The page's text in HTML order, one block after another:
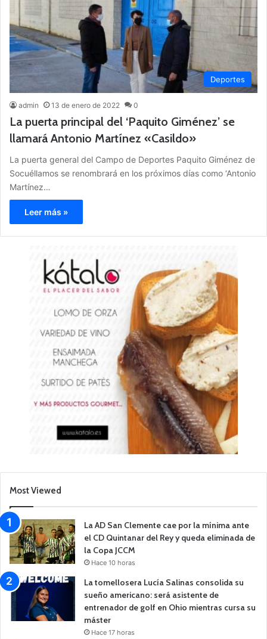
Deportes
admin 13 de enero de 2022 0
La puerta principal del ‘Paquito Giménez’ se
llamará Antonio Martínez «Casildo»
La puerta general del Campo de Deportes Paquito Giménez de
Socuéllamos se renombrará en los próximos días como ‘Antonio
Martínez…
Leer más »
Most Viewed
La AD San Clemente cae por la mínima ante
el CD Quintanar del Rey y queda eliminada de
la Copa JCCM
Hace 10 horas
La tomellosera Lucía Salinas consolida su
sueño americano: será asistente de
entrenador de golf en Ohio mientras cursa su
máster
Hace 17 horas